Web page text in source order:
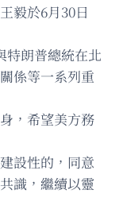
毅於6月30日
特朗普總統在北
係等一系列重
，希望美方務
設性的，同意
識，繼續以靈